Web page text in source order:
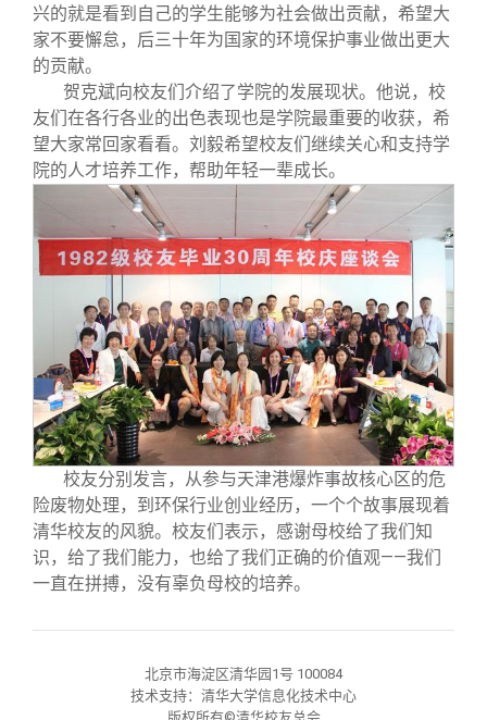
联系我们
兴的就是看到自己的学生能够为社会做出贡献，希望大
家不要懈怠，后三十年为国家的环境保护事业做出更大
的贡献。
贺克斌向校友们介绍了学院的发展现状。他说，校
友们在各行各业的出色表现也是学院最重要的收获，希
望大家常回家看看。刘毅希望校友们继续关心和支持学
院的人才培养工作，帮助年轻一辈成长。
校友分别发言，从参与天津港爆炸事故核心区的危
险废物处理，到环保行业创业经历，一个个故事展现着
清华校友的风貌。校友们表示，感谢母校给了我们知
识，给了我们能力，也给了我们正确的价值观——我们
一直在拼搏，没有辜负母校的培养。
北京市海淀区清华园1号 100084
技术支持：清华大学信息化技术中心